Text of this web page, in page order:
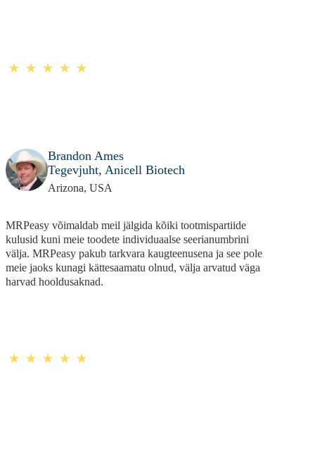
Brandon Ames
Tegevjuht, Anicell Biotech
Arizona, USA
MRPeasy võimaldab meil jälgida kõiki tootmispartiide
kulusid kuni meie toodete individuaalse seerianumbrini
välja. MRPeasy pakub tarkvara kaugteenusena ja see pole
meie jaoks kunagi kättesaamatu olnud, välja arvatud väga
harvad hooldusaknad.